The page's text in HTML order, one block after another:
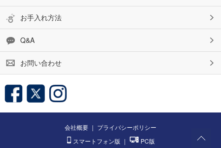
お手入れ方法
Q&A
お問い合わせ
会社概要 ｜ プライバシーポリシー
スマートフォン版 ｜ PC版